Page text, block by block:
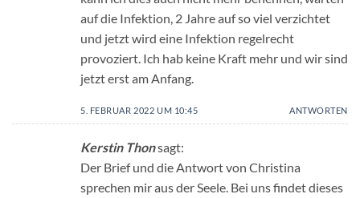
auf die Infektion, 2 Jahre auf so viel verzichtet
und jetzt wird eine Infektion regelrecht
provoziert. Ich hab keine Kraft mehr und wir sind
jetzt erst am Anfang.
5. FEBRUAR 2022 UM 10:45 ANTWORTEN
Kerstin Thonsagt:
Der Brief und die Antwort von Christina
sprechen mir aus der Seele. Bei uns findet dieses